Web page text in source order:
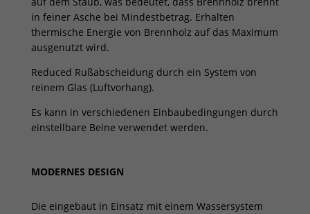
in feiner Asche bei Mindestbetrag. Erhalten
thermische Energie von Brennholz auf das Maximum
ausgenutzt wird.
Reduced Rußabscheidung durch ein System von
reinem Glas (Luftvorhang).
Es kann in verschiedenen Einbaubedingungen durch
einstellbare Beine verwendet werden.
MODERNES DESIGN
Die eingebaut in Einsatz mit einem Wassersystem